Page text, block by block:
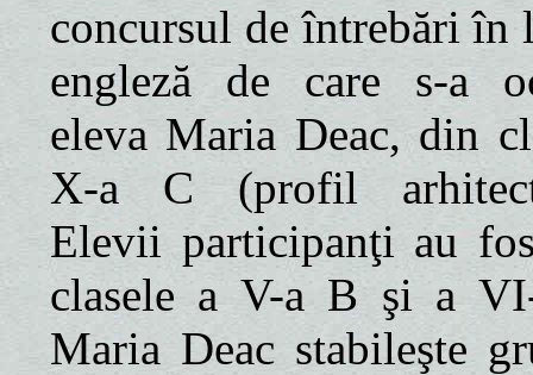
concursul de întrebări în
engleză de care s-a
eleva Maria Deac, din
X-a C (profil
Elevii participanţi au
clasele a V-a B şi a
Maria Deac stabileşte